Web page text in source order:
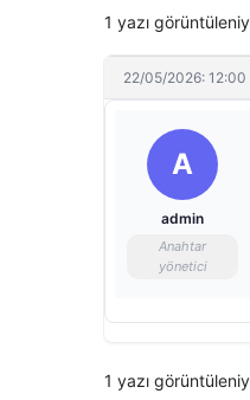
1 yazı
22/05/2026: 12:00
A
admin
Anahtar
yönetici
1 yazı